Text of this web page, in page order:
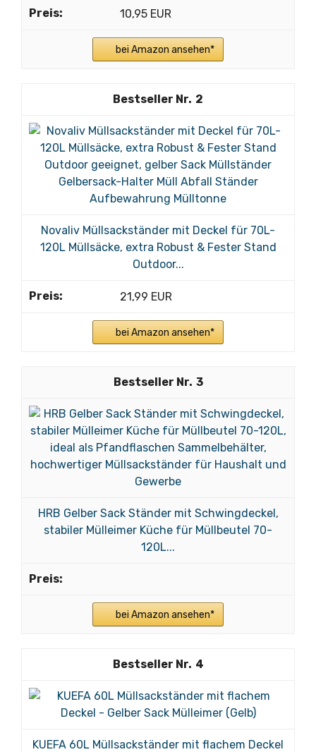
10,95 EUR
bei Amazon ansehen*
2
Novaliv Müllsackständer mit Deckel für 70L-
120L Müllsäcke, extra Robust & Fester Stand
Outdoor...
21,99 EUR
bei Amazon ansehen*
3
HRB Gelber Sack Ständer mit Schwingdeckel,
stabiler Mülleimer Küche für Müllbeutel 70-
120L...
bei Amazon ansehen*
4
KUEFA 60L Müllsackständer mit flachem Deckel